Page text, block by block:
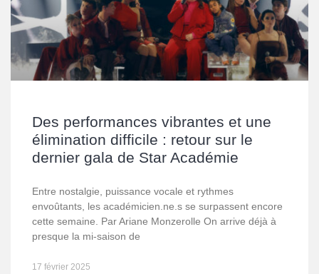
Des performances vibrantes et une
élimination difficile : retour sur le
dernier gala de Star Académie
Entre nostalgie, puissance vocale et rythmes
envoûtants, les académicien.ne.s se surpassent encore
cette semaine. Par Ariane Monzerolle On arrive déjà à
presque la mi-saison de
17 février 2025